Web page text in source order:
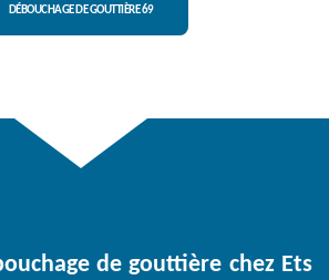
DÉBOUCHAGE DE GOUTTIÈRE 69
de gouttière chez Ets